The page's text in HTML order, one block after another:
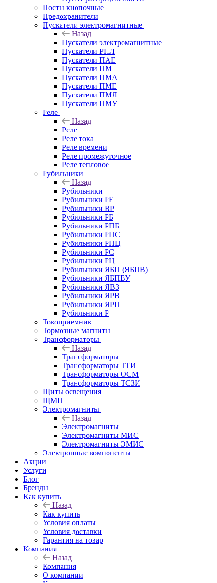
Посты кнопочные
Предохранители
Пускатели электромагнитные
Назад
Пускатели электромагнитные
Пускатели РПЛ
Пускатели ПАЕ
Пускатели ПМ
Пускатели ПМА
Пускатели ПМЕ
Пускатели ПМЛ
Пускатели ПМУ
Реле
Назад
Реле
Реле тока
Реле времени
Реле промежуточное
Реле тепловое
Рубильники
Назад
Рубильники
Рубильники РЕ
Рубильники ВР
Рубильники РБ
Рубильники РПБ
Рубильники РПС
Рубильники РПЦ
Рубильники РС
Рубильники РЦ
Рубильники ЯБП (ЯБПВ)
Рубильники ЯБПВУ
Рубильники ЯВЗ
Рубильники ЯРВ
Рубильники ЯРП
Рубильники Р
Токоприемник
Тормозные магниты
Трансформаторы
Назад
Трансформаторы
Трансформаторы ТТИ
Трансформаторы ОСМ
Трансформаторы ТСЗИ
Щиты освещения
ЩМП
Электромагниты
Назад
Электромагниты
Электромагниты МИС
Электромагниты ЭМИС
Электронные компоненты
Акции
Услуги
Блог
Бренды
Как купить
Назад
Как купить
Условия оплаты
Условия доставки
Гарантия на товар
Компания
Назад
Компания
О компании